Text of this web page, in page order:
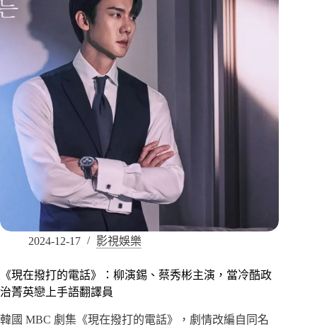
2024-12-17 影視娛樂
《現在撥打的電話》：柳演錫、蔡秀彬主演，當冷酷政
治菁英戀上手語翻譯員
韓國 MBC 劇集《現在撥打的電話》，劇情改編自同名